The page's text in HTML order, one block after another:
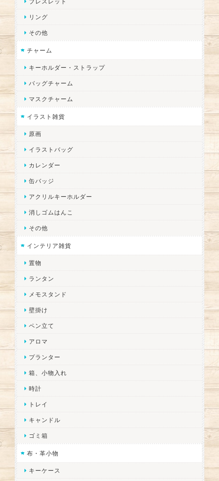
ブレスレット
リング
その他
チャーム
キーホルダー・ストラップ
バッグチャーム
マスクチャーム
イラスト雑貨
原画
イラストバッグ
カレンダー
缶バッジ
アクリルキーホルダー
消しゴムはんこ
その他
インテリア雑貨
置物
ランタン
メモスタンド
壁掛け
ペン立て
アロマ
プランター
箱、小物入れ
時計
トレイ
キャンドル
ゴミ箱
布・革小物
キーケース